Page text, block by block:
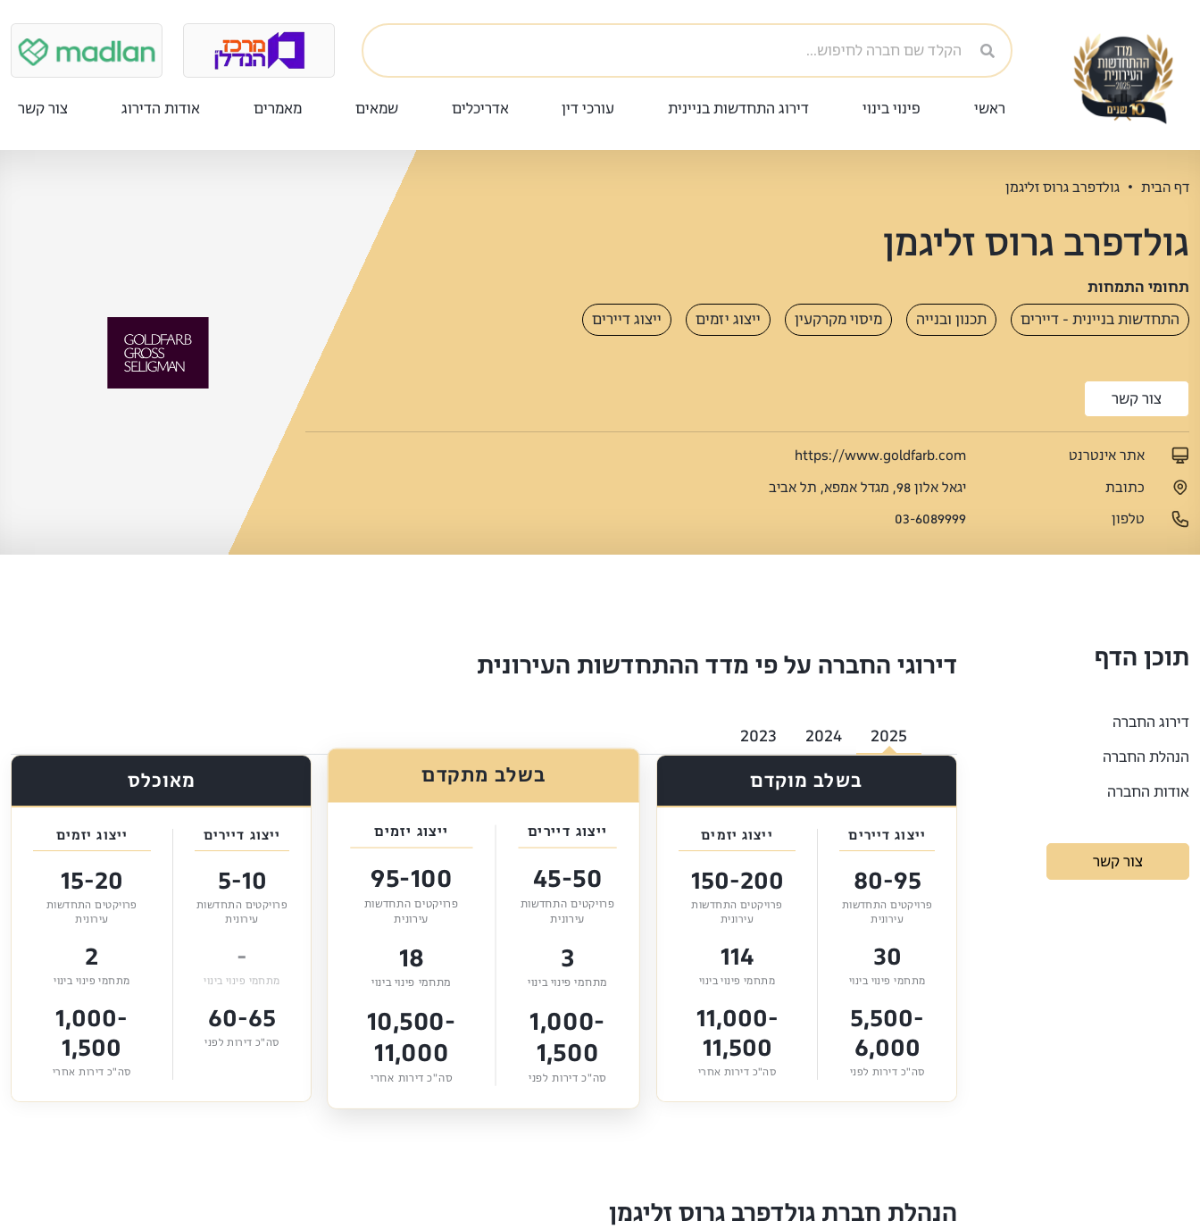
ראשי פינוי בינוי דירוג התחדשות בניינית עורכי דין אדריכלים שמאים מאמרים אודות הדירוג צור קשר
דף הבית גולדפרב גרוס זליגמן
גולדפרב גרוס זליגמן
תחומי התמחות
התחדשות בניינית - דיירים
תכנון ובנייה מיסוי מקרקעין ייצוג יזמים ייצוג דיירים
צור קשר
אתר אינטרנט
https://www.goldfarb.com
כתובת
יגאל אלון 98, מגדל אמפא, תל אביב
טלפון
03-6089999
תוכן הדף
דירוג החברה
הנהלת החברה
אודות החברה
צור קשר
דירוגי החברה על פי מדד ההתחדשות העירונית
2025
2024
2023
בשלב מוקדם
ייצוג דיירים
80-95
פרויקטים התחדשות
עירונית
30
מתחמי פינוי בינוי
5,500-
6,000
סה"כ דירות לפני
ייצוג יזמים
150-200
פרויקטים התחדשות
עירונית
114
מתחמי פינוי בינוי
11,000-
11,500
סה"כ דירות אחרי
בשלב מתקדם
ייצוג דיירים
45-50
פרויקטים התחדשות
עירונית
3
מתחמי פינוי בינוי
1,000-
1,500
סה"כ דירות לפני
ייצוג יזמים
95-100
פרויקטים התחדשות
עירונית
18
מתחמי פינוי בינוי
10,500-
11,000
סה"כ דירות אחרי
מאוכלס
ייצוג דיירים
5-10
פרויקטים התחדשות
עירונית
-
מתחמי פינוי בינוי
60-65
סה"כ דירות לפני
ייצוג יזמים
15-20
פרויקטים התחדשות
עירונית
2
מתחמי פינוי בינוי
1,000-
1,500
סה"כ דירות אחרי
הנהלת חברת גולדפרב גרוס זליגמן